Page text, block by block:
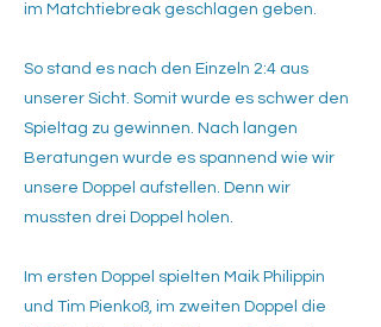
im Matchtiebreak geschlagen geben.
So stand es nach den Einzeln 2:4 aus
unserer Sicht. Somit wurde es schwer den
Spieltag zu gewinnen. Nach langen
Beratungen wurde es spannend wie wir
unsere Doppel aufstellen. Denn wir
mussten drei Doppel holen.
Im ersten Doppel spielten Maik Philippin
und Tim Pienkoß, im zweiten Doppel die